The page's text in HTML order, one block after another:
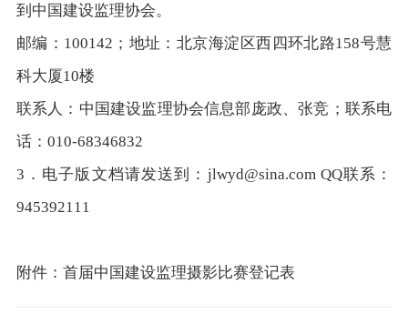
到中国建设监理协会。
邮编：100142；地址：北京海淀区西四环北路158号慧
科大厦10楼
联系人：中国建设监理协会信息部庞政、张竞；联系电
话：010-68346832
3．电子版文档请发送到：jlwyd@sina.com QQ联系：
945392111
附件：首届中国建设监理摄影比赛登记表